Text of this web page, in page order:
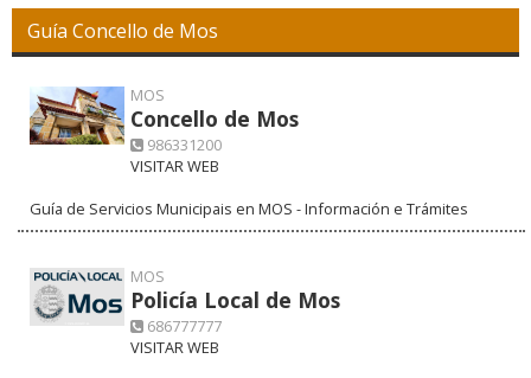
Guía Concello de Mos
MOS
Concello de Mos
986331200
VISITAR WEB
Guía de Servicios Municipais en MOS - Información e Trámites
MOS
Policía Local de Mos
686777777
VISITAR WEB